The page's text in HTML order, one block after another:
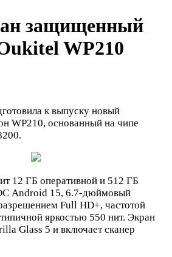
защищенный
WP210
к выпуску новый
WP210, основанный на чипе
12 ГБ оперативной и 512 ГБ
Android 15, 6.7-дюймовый
Full HD+, частотой
яркостью 550 нит. Экран
Glass 5 и включает сканер